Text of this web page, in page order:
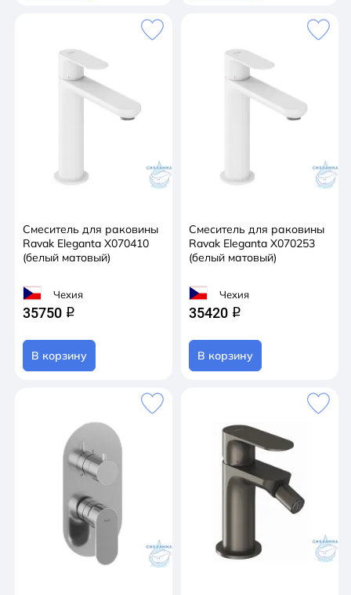
Смеситель для раковины
Ravak Eleganta X070410
(белый матовый)
Чехия
35750 q
В корзину
Смеситель для раковины
Ravak Eleganta X070253
(белый матовый)
Чехия
35420 q
В корзину